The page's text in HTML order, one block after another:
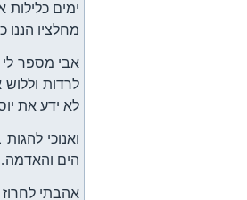
ימים
מחלציו
אבי מספר לי
לרדות
לא ידע את
ואנוכי
הים
אהבתי לחרוז